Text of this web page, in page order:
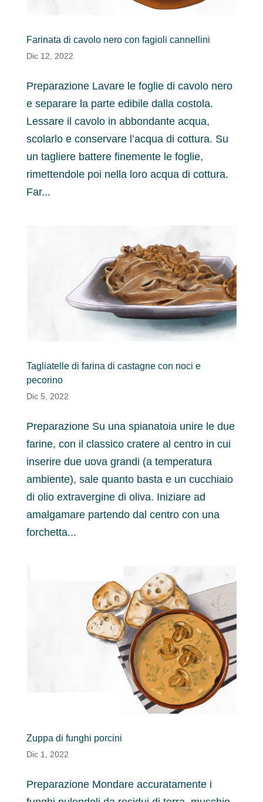
Farinata di cavolo nero con fagioli cannellini
Dic 12, 2022
Preparazione Lavare le foglie di cavolo nero
e separare la parte edibile dalla costola.
Lessare il cavolo in abbondante acqua,
scolarlo e conservare l’acqua di cottura. Su
un tagliere battere finemente le foglie,
rimettendole poi nella loro acqua di cottura.
Far...
Tagliatelle di farina di castagne con noci e
pecorino
Dic 5, 2022
Preparazione Su una spianatoia unire le due
farine, con il classico cratere al centro in cui
inserire due uova grandi (a temperatura
ambiente), sale quanto basta e un cucchiaio
di olio extravergine di oliva. Iniziare ad
amalgamare partendo dal centro con una
forchetta...
Zuppa di funghi porcini
Dic 1, 2022
Preparazione Mondare accuratamente i